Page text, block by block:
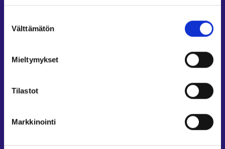
Löydät tietoa evästeiden käyttötarkoituksista
Lue tarkemmin
valinta
Välttämätön
Mieltymykset
Tilastot
Markkinointi
Työ- ja elinkeinoministeriö⁠
Osaamispolku⁠
Seuraa meitä